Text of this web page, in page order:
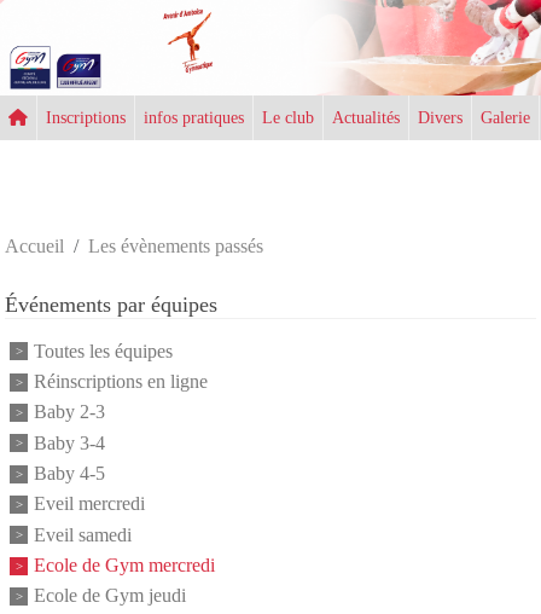
Inscriptions infos pratiques Le club Actualités Divers Galerie
Accueil Les évènements passés
Événements par équipes
Toutes les équipes
Réinscriptions en ligne
Baby 2-3
Baby 3-4
Baby 4-5
Eveil mercredi
Eveil samedi
Ecole de Gym mercredi
Ecole de Gym jeudi
Panneau de gestion des cookies